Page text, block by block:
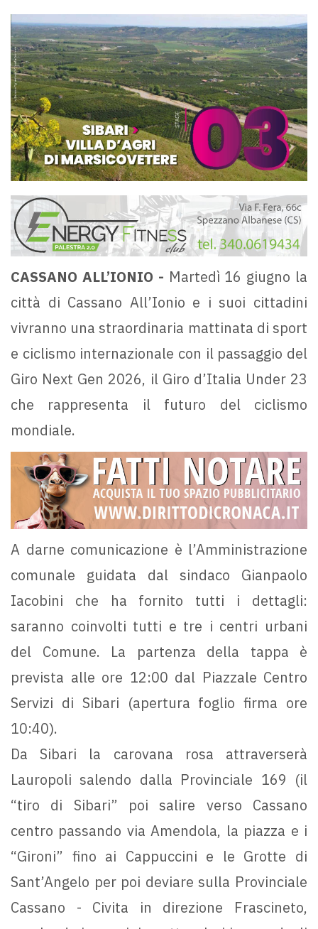
CASSANO ALL’IONIO - Martedì 16 giugno la
città di Cassano All’Ionio e i suoi cittadini
vivranno una straordinaria mattinata di sport
e ciclismo internazionale con il passaggio del
Giro Next Gen 2026, il Giro d’Italia Under 23
che rappresenta il futuro del ciclismo
mondiale.
A darne comunicazione è l’Amministrazione
comunale guidata dal sindaco Gianpaolo
Iacobini che ha fornito tutti i dettagli:
saranno coinvolti tutti e tre i centri urbani
del Comune. La partenza della tappa è
prevista alle ore 12:00 dal Piazzale Centro
Servizi di Sibari (apertura foglio firma ore
10:40).
Da Sibari la carovana rosa attraverserà
Lauropoli salendo dalla Provinciale 169 (il
“tiro di Sibari” poi salire verso Cassano
centro passando via Amendola, la piazza e i
“Gironi” fino ai Cappuccini e le Grotte di
Sant’Angelo per poi deviare sulla Provinciale
Cassano - Civita in direzione Frascineto,